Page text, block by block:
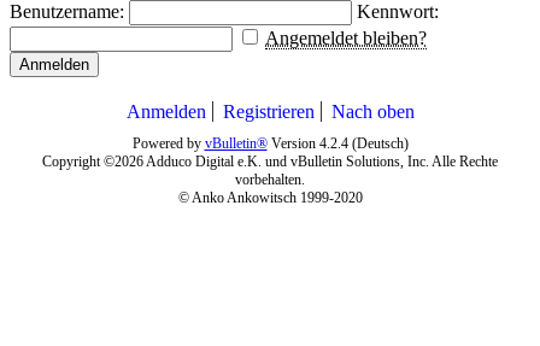
Benutzername:
Kennwort:
Angemeldet bleiben?
Anmelden
Anmelden Registrieren Nach oben
Powered by vBulletin®Version 4.2.4 (Deutsch)
Copyright ©2026 Adduco Digital e.K. und vBulletin Solutions, Inc. Alle Rechte
vorbehalten.
© Anko Ankowitsch 1999-2020